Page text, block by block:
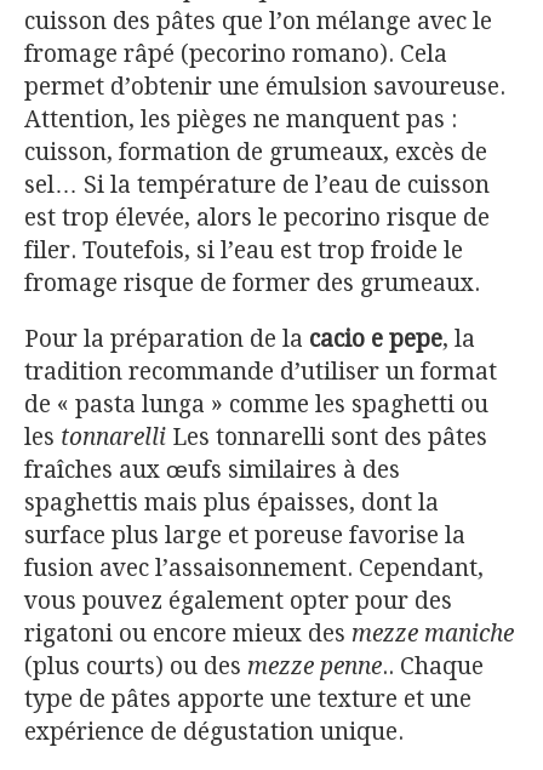
cuisson des pâtes que l’on mélange avec le
fromage râpé (pecorino romano). Cela
permet d’obtenir une émulsion savoureuse.
Attention, les pièges ne manquent pas :
cuisson, formation de grumeaux, excès de
sel… Si la température de l’eau de cuisson
est trop élevée, alors le pecorino risque de
filer. Toutefois, si l’eau est trop froide le
fromage risque de former des grumeaux.
Pour la préparation de la cacio e pepe, la
tradition recommande d’utiliser un format
de « pasta lunga » comme les spaghetti ou
les tonnarelli Les tonnarelli sont des pâtes
fraîches aux œufs similaires à des
spaghettis mais plus épaisses, dont la
surface plus large et poreuse favorise la
fusion avec l’assaisonnement. Cependant,
vous pouvez également opter pour des
rigatoni ou encore mieux des mezze maniche
(plus courts) ou des mezze penne.. Chaque
type de pâtes apporte une texture et une
expérience de dégustation unique.